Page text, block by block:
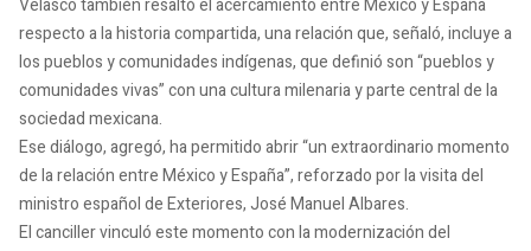
Velasco también resaltó el acercamiento entre México y España
respecto a la historia compartida, una relación que, señaló, incluye a
los pueblos y comunidades indígenas, que definió son “pueblos y
comunidades vivas” con una cultura milenaria y parte central de la
sociedad mexicana.
Ese diálogo, agregó, ha permitido abrir “un extraordinario momento
de la relación entre México y España”, reforzado por la visita del
ministro español de Exteriores, José Manuel Albares.
El canciller vinculó este momento con la modernización del